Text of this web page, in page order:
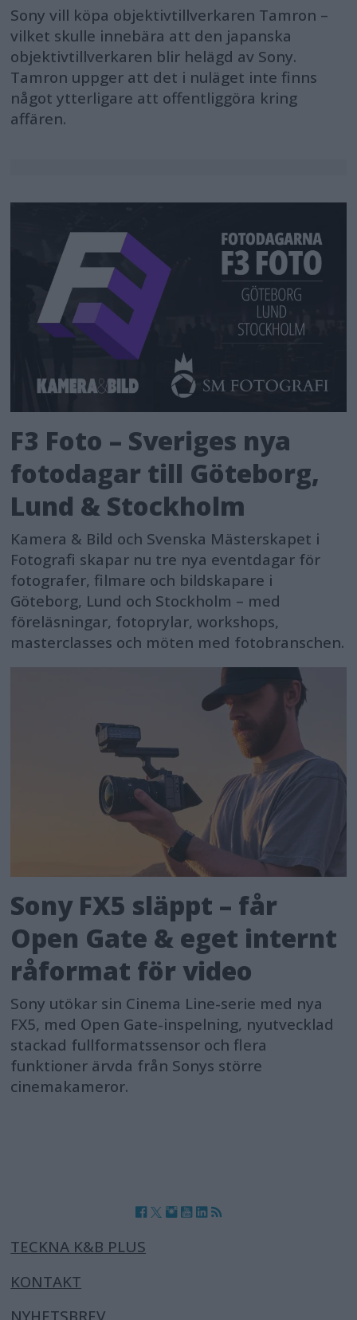
Sony vill köpa objektivtillverkaren Tamron –
vilket skulle innebära att den japanska
objektivtillverkaren blir helägd av Sony.
Tamron uppger att det i nuläget inte finns
något ytterligare att offentliggöra kring
affären.
F3 Foto – Sveriges nya
fotodagar till Göteborg,
Lund & Stockholm
Kamera & Bild och Svenska Mästerskapet i
Fotografi skapar nu tre nya eventdagar för
fotografer, filmare och bildskapare i
Göteborg, Lund och Stockholm – med
föreläsningar, fotoprylar, workshops,
masterclasses och möten med fotobranschen.
Sony FX5 släppt – får
Open Gate & eget internt
råformat för video
Sony utökar sin Cinema Line-serie med nya
FX5, med Open Gate-inspelning, nyutvecklad
stackad fullformatssensor och flera
funktioner ärvda från Sonys större
cinemakameror.
TECKNA K&B PLUS
KONTAKT